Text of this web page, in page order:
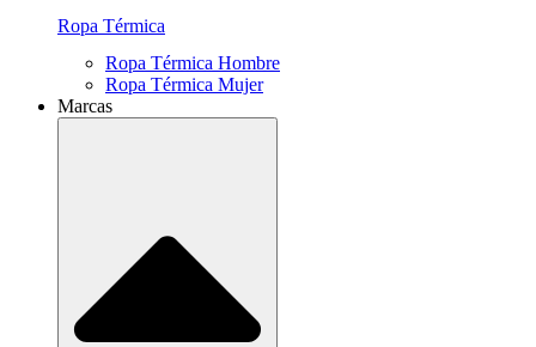
Ropa Térmica
Ropa Térmica Hombre
Ropa Térmica Mujer
Marcas